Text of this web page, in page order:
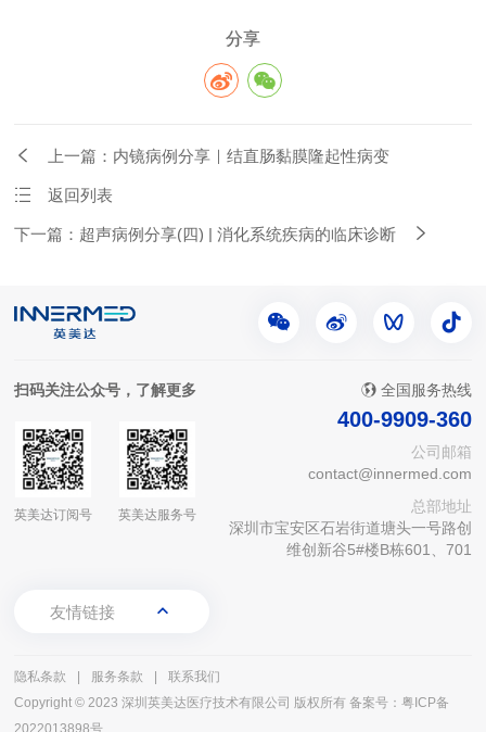
分享
上一篇：内镜病例分享｜结直肠黏膜隆起性病变
返回列表
下一篇：超声病例分享(四) | 消化系统疾病的临床诊断
扫码关注公众号，了解更多
英美达订阅号 英美达服务号
全国服务热线
400-9909-360
公司邮箱
contact@innermed.com
总部地址
深圳市宝安区石岩街道塘头一号路创
维创新谷5#楼B栋601、701
友情链接
隐私条款 服务条款
联系我们
Copyright © 2023 深圳英美达医疗技术有限公司 版权所有备案号：粤ICP备
2022013898号